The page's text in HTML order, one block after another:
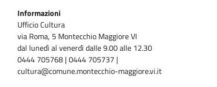
Informazioni
Ufficio Cultura
via Roma, 5 Montecchio Maggiore VI
dal lunedì al venerdì dalle 9.00 alle 12.30
0444 705768 | 0444 705737 |
cultura@comune.montecchio-maggiore.vi.it